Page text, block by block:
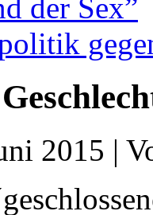
der Sex”
2015 |